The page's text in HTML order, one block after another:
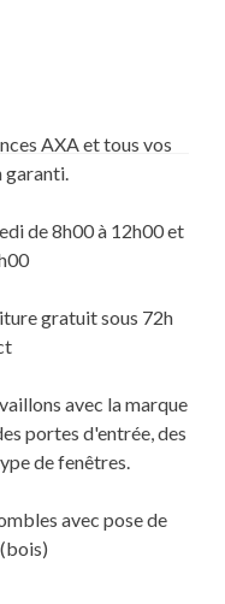
AXA et tous vos
garanti.
de 8h00 à 12h00 et
gratuit sous 72h
avec la marque
portes d'entrée, des
de fenêtres.
avec pose de